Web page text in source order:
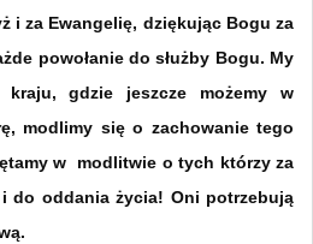
i za Ewangelię, dziękując Bogu za
powołanie do służby Bogu. My
gdzie jeszcze możemy w
modlimy się o zachowanie tego
w
modlitwie o tych którzy za
do oddania życia! Oni potrzebują